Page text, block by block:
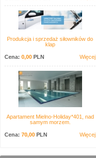
Produkcja i sprzedaż siłowników do
klap
Cena: 0,00 PLN Więcej
Apartament Mielno-Holiday*401, nad
samym morzem.
Cena: 70,00 PLN Więcej